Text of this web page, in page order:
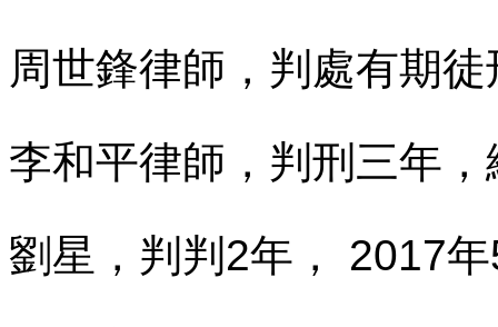
周世鋒律師，判處有期
李和平律師，判刑三年
劉星，判判 2年， 2017年